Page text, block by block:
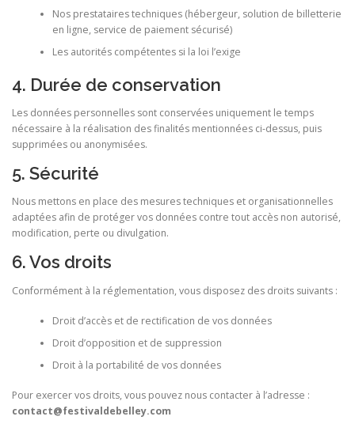
Nos prestataires techniques (hébergeur, solution de billetterie
en ligne, service de paiement sécurisé)
Les autorités compétentes si la loi l’exige
4. Durée de conservation
Les données personnelles sont conservées uniquement le temps
nécessaire à la réalisation des finalités mentionnées ci-dessus, puis
supprimées ou anonymisées.
5. Sécurité
Nous mettons en place des mesures techniques et organisationnelles
adaptées afin de protéger vos données contre tout accès non autorisé,
modification, perte ou divulgation.
6. Vos droits
Conformément à la réglementation, vous disposez des droits suivants :
Droit d’accès et de rectification de vos données
Droit d’opposition et de suppression
Droit à la portabilité de vos données
Pour exercer vos droits, vous pouvez nous contacter à l’adresse :
contact@festivaldebelley.com